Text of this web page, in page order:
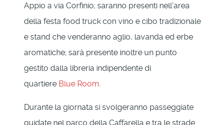
Appio a via Corfinio; saranno presenti nell’area
della festa food truck con vino e cibo tradizionale
e stand che venderanno aglio, lavanda ed erbe
aromatiche; sarà presente inoltre un punto
gestito dalla libreria indipendente di
quartiere Blue Room.
Durante la giornata si svolgeranno passeggiate
guidate nel parco della Caffarella e tra le strade